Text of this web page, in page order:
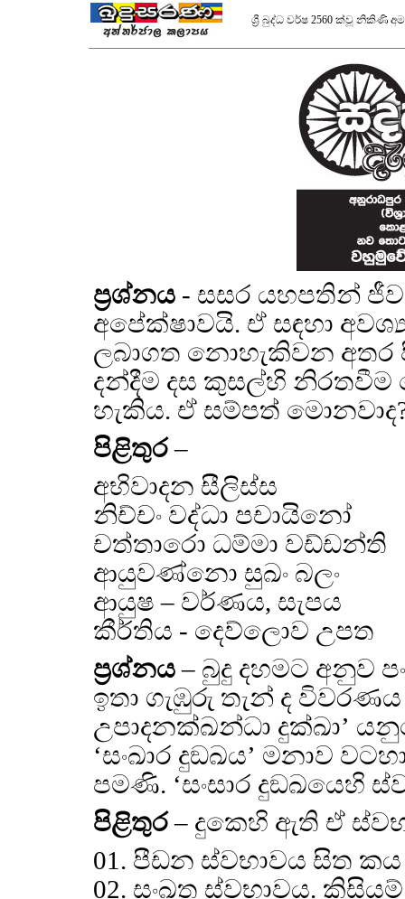
ශ්‍රී බුද්ධ වර්ෂ 2560 ක්වූ නිකිණි
ප්‍රශ්නය - සසර යහපතින්
අපේක්ෂාවයි. ඒ සඳහා
ලබාගත නොහැකිවන
දන්දීම දස කුසල්හි
හැකිය. ඒ සම්පත්
පිළිතුර–
අභිවාදන සීලිස්ස
නිච්චං වද්ධා පචායිනෝ
චත්තාරො ධම්මා වඩ්ඩන්ති
ආයුවණ්නො සුඛං බලං
ආයුෂ – වර්ණය, සැපය
කීර්තිය - දෙව්ලොව උපත
ප්‍රශ්නය– බුදු දහමට අනුව
ඉතා ගැඹුරු තැන් ද
උපාදනක්ඛන්ධා දුක්ඛා’
‘සංඛාර දුඞඛය’ මනාව
පමණි. ‘සංසාර දුඞඛයෙහි
පිළිතුර– දුකෙහි ඇති ඒ
01. පීඩන ස්වභාවය සිත
02. සංඛත ස්වභාවය.